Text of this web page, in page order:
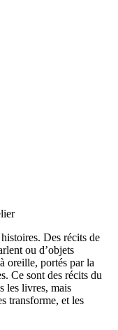
Des récits de
ou d’objets
oreille, portés par la
Ce sont des récits du
les livres, mais
transforme, et les